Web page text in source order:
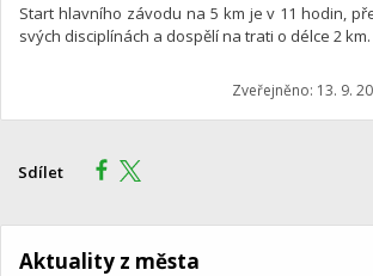
Start hlavního závodu na 5 km je v 11 hodin,
svých disciplínách a dospělí na trati o délce 2 km.
Zveřejněno: 13. 9.
Sdílet
Aktuality z města